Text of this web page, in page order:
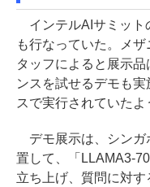
インテルAIサミット
も行なっていた。メ
タッフによると展示
ンスを試せるデモも
スで実行されていたよ
デモ展示は、シンガ
置して、「LLAMA3-
立ち上げ、質問に対